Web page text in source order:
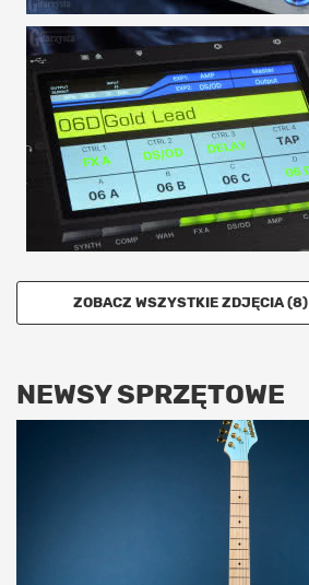
ZOBACZ WSZYSTKIE ZDJĘCIA (8)
NEWSY SPRZĘTOWE